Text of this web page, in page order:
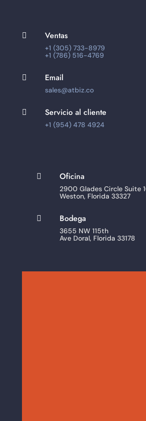
 Ventas
+1 (305) 733-8979
+1 (786) 516-4769
 Email
sales@atbiz.co
 Servicio al cliente
+1 (954) 478 4924
 Oficina
2900 Glades Circle Suite
Weston, Florida 33327
 Bodega
3655 NW 115th
Ave Doral, Florida 33178